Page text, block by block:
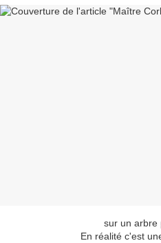
sur un arbre
En réalité c'est